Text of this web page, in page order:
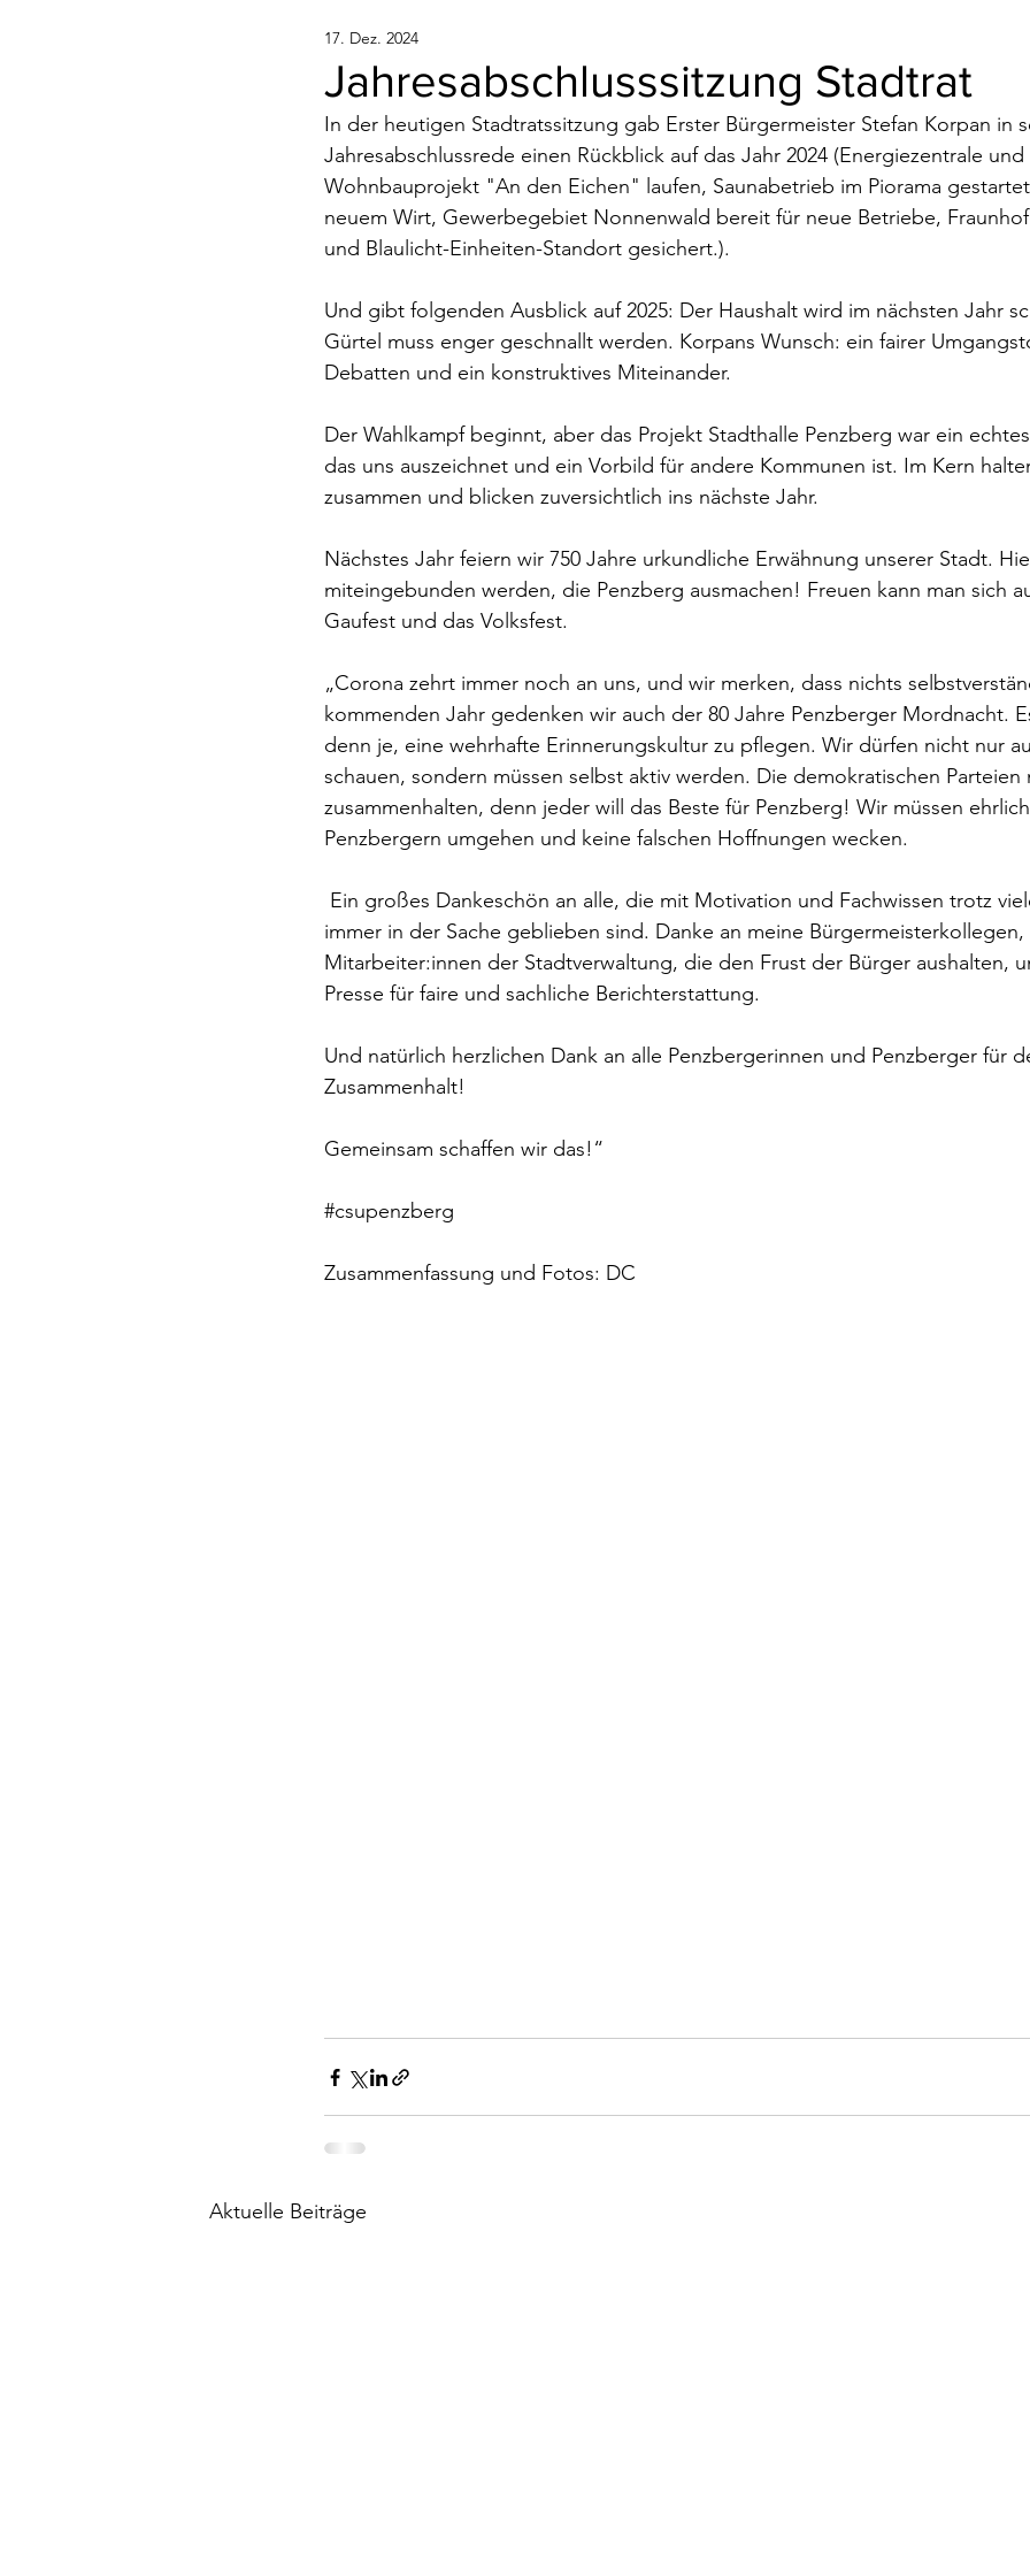
Jahresabschlusssitzung Stadtrat
17. Dez. 2024
In der heutigen Stadtratssitzung gab Erster Bürgermeister Stefan Korpan in
Jahresabschlussrede einen Rückblick auf das Jahr 2024 (Energiezentrale und
Wohnbauprojekt "An den Eichen" laufen, Saunabetrieb im Piorama
neuem Wirt, Gewerbegebiet Nonnenwald bereit für neue Betriebe,
und Blaulicht-Einheiten-Standort gesichert.).
Und gibt folgenden Ausblick auf 2025: Der Haushalt wird im nächsten Jahr
Gürtel muss enger geschnallt werden. Korpans Wunsch: ein fairer
Debatten und ein konstruktives Miteinander.
Der Wahlkampf beginnt, aber das Projekt Stadthalle Penzberg war ein
das uns auszeichnet und ein Vorbild für andere Kommunen ist. Im Kern
zusammen und blicken zuversichtlich ins nächste Jahr.
Nächstes Jahr feiern wir 750 Jahre urkundliche Erwähnung unserer Stadt.
miteingebunden werden, die Penzberg ausmachen! Freuen kann man sich
Gaufest und das Volksfest.
„Corona zehrt immer noch an uns, und wir merken, dass nichts
kommenden Jahr gedenken wir auch der 80 Jahre Penzberger Mordnacht.
denn je, eine wehrhafte Erinnerungskultur zu pflegen. Wir dürfen nicht nur
schauen, sondern müssen selbst aktiv werden. Die demokratischen
zusammenhalten, denn jeder will das Beste für Penzberg! Wir müssen
Penzbergern umgehen und keine falschen Hoffnungen wecken.
Ein großes Dankeschön an alle, die mit Motivation und Fachwissen trotz
immer in der Sache geblieben sind. Danke an meine
Mitarbeiter:innen der Stadtverwaltung, die den Frust der Bürger aushalten,
Presse für faire und sachliche Berichterstattung.
Und natürlich herzlichen Dank an alle Penzbergerinnen und Penzberger für
Zusammenhalt!
Gemeinsam schaffen wir das!“
#csupenzberg
Zusammenfassung und Fotos: DC
Aktuelle Beiträge